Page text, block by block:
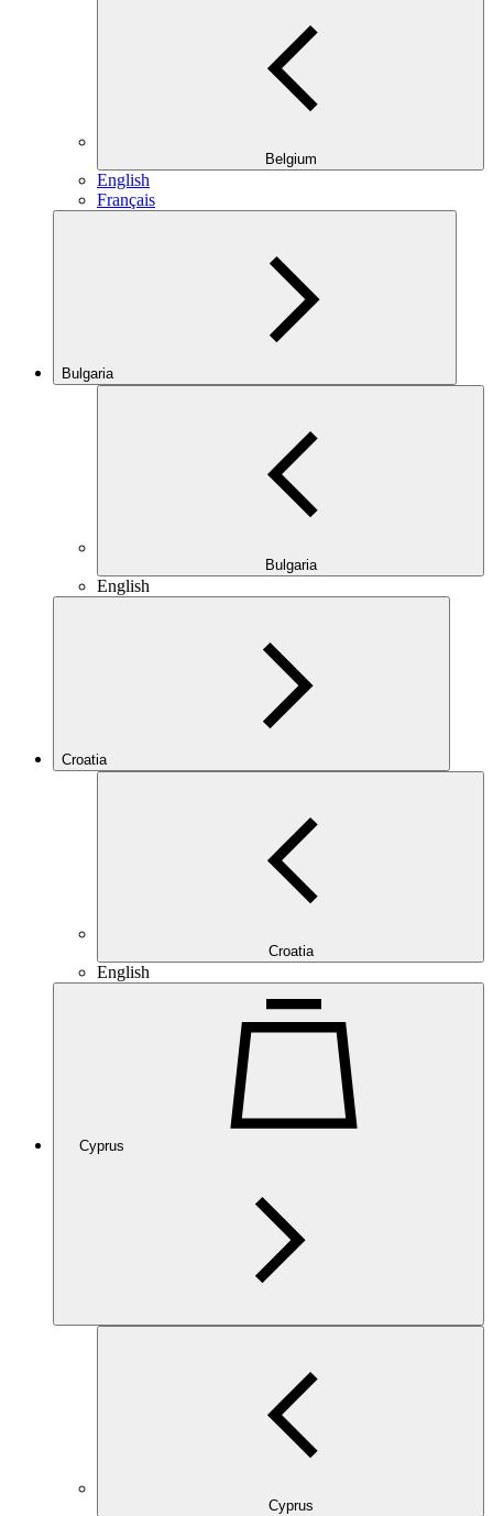
Belgium
English
Français
Bulgaria
Bulgaria
English
Croatia
Croatia
English
Cyprus
Cyprus